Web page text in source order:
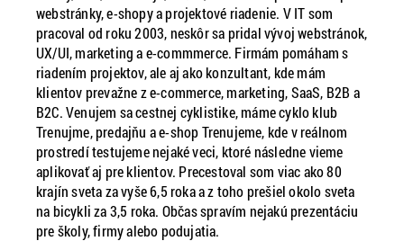
webstránky, e-shopy a projektové riadenie. V IT som
pracoval od roku 2003, neskôr sa pridal vývoj webstránok,
UX/UI, marketing a e-commmerce. Firmám pomáham s
riadením projektov, ale aj ako konzultant, kde mám
klientov prevažne z e-commerce, marketing, SaaS, B2B a
B2C. Venujem sa cestnej cyklistike, máme cyklo klub
Trenujme, predajňu a e-shop Trenujeme, kde v reálnom
prostredí testujeme nejaké veci, ktoré následne vieme
aplikovať aj pre klientov. Precestoval som viac ako 80
krajín sveta za vyše 6,5 roka a z toho prešiel okolo sveta
na bicykli za 3,5 roka. Občas spravím nejakú prezentáciu
pre školy, firmy alebo podujatia.